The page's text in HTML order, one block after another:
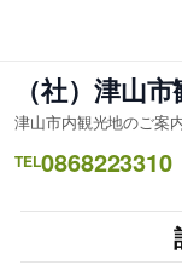
キ
ッ
（社）津山
津山市内観光地のご案
TEL0868223310